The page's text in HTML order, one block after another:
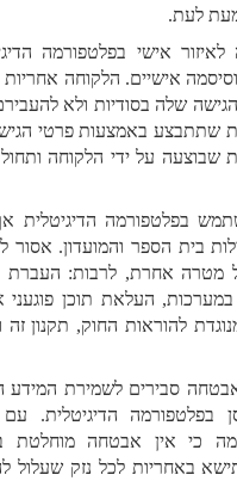
כל לקוחה תקבל גישה לאיזור אישי בפלטפורמה הדיגיטלית
באמצעות שם משתמש וסיסמה אישיים. הלקוחה אחריות באופן
בלעדי על שמירת פרטי הגישה שלה בסודיות ולא להעבירם לצד
שלישי כלשהו. כל פעילות שתתבצע באמצעות פרטי הגישה של
הלקוחה תיחשב כפעילות שבוצעה על ידי הלקוחה ותחול עליה
הלקוחה מתחייבת להשתמש בפלטפורמה הדיגיטלית אך ורק
למטרות הקשורות לפעילות בית הספר והמועדון. אסור לעשות
שימוש בפלטפורמה לכל מטרה אחרת, לרבות: העברת מידע,
ניסיון פריצה או פגיעה במערכות, העלאת תוכן פוגעני או לא
הולם, או כל פעילות המנוגדת להוראות החוק, תקנון זה ותקנון
ליידיס תנקוט באמצעי אבטחה סבירים לשמירת המידע האישי
של הלקוחות המאוחסן בפלטפורמה הדיגיטלית. עם זאת,
הלקוחה מבינה ומסכימה כי אין אבטחה מוחלטת ברשת
האינטרנט וליידיס לא תישא באחריות לכל נזק שעלול להיגרם